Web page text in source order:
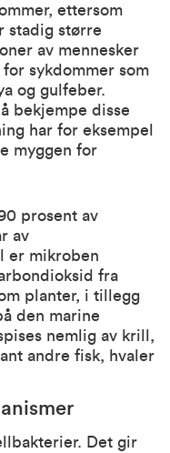
ettersom
stadig større
av mennesker
sykdommer som
og gulfeber.
bekjempe disse
har for eksempel
myggen for
prosent av
av
er mikroben
fra
planter, i tillegg
den marine
nemlig av krill,
andre fisk, hvaler
Det gir